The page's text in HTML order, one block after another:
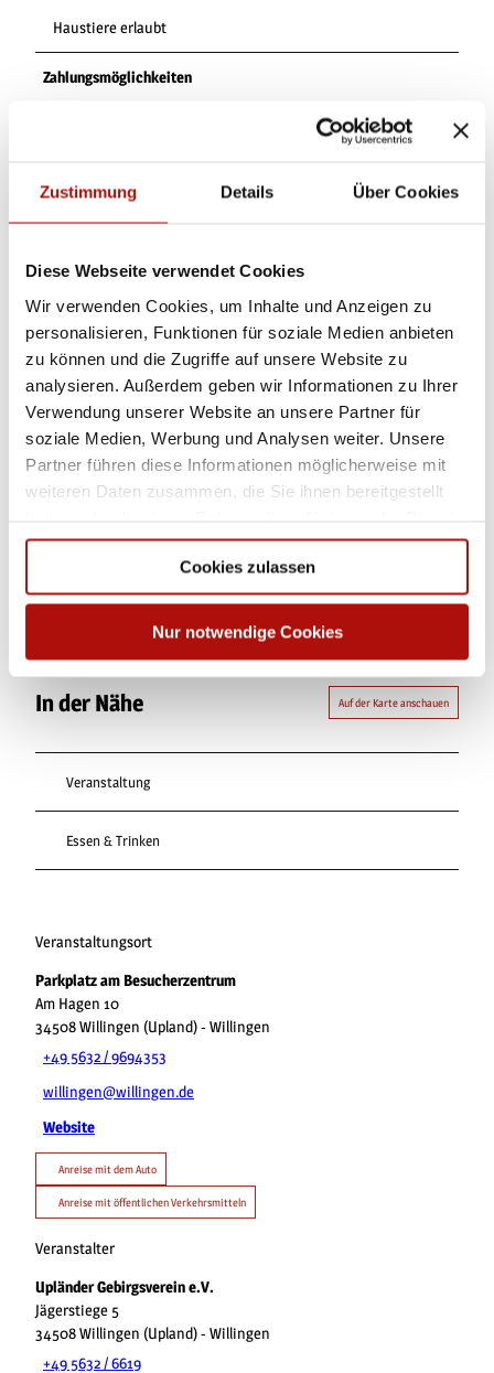
Zustimmung Details Über Cookies
Diese Webseite verwendet Cookies
Wir verwenden Cookies, um Inhalte und Anzeigen zu
personalisieren, Funktionen für soziale Medien anbieten
zu können und die Zugriffe auf unsere Website zu
analysieren. Außerdem geben wir Informationen zu Ihrer
Verwendung unserer Website an unsere Partner für
soziale Medien, Werbung und Analysen weiter. Unsere
Partner führen diese Informationen möglicherweise mit
weiteren Daten zusammen, die Sie ihnen bereitgestellt
gesammelt haben.
Cookies zulassen
Nur notwendige Cookies
Haustiere erlaubt
Zahlungsmöglichkeiten
Tourist-Information Willingen
Lizenz (Stammdaten)
Tourist-Information Willingen
In der Nähe Auf der Karte anschauen
Veranstaltung
Essen & Trinken
Veranstaltungsort
Parkplatz am Besucherzentrum
Am Hagen 10
34508Willingen (Upland)- Willingen
+49 5632 / 9694353
willingen@willingen.de
Website
Anreise mit dem Auto
Anreise mit öffentlichen Verkehrsmitteln
Veranstalter
Upländer Gebirgsverein e.V.
Jägerstiege 5
34508Willingen (Upland)- Willingen
+49 5632 / 6619